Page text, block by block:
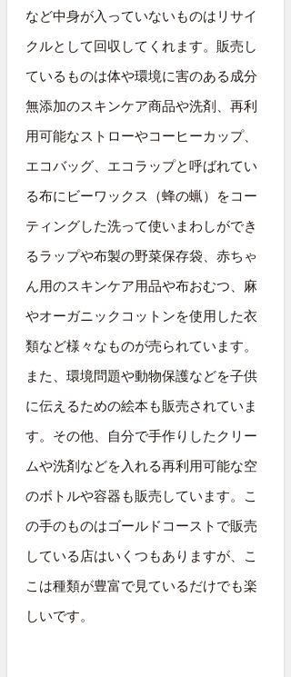
など中身が入っていないものはリサイ
クルとして回収してくれます。販売し
ているものは体や環境に害のある成分
無添加のスキンケア商品や洗剤、再利
用可能なストローやコーヒーカップ、
エコバッグ、エコラップと呼ばれてい
る布にビーワックス（蜂の蝋）をコー
ティングした洗って使いまわしができ
るラップや布製の野菜保存袋、赤ちゃ
ん用のスキンケア用品や布おむつ、麻
やオーガニックコットンを使用した衣
類など様々なものが売られています。
また、環境問題や動物保護などを子供
に伝えるための絵本も販売されていま
す。その他、自分で手作りしたクリー
ムや洗剤などを入れる再利用可能な空
のボトルや容器も販売しています。こ
の手のものはゴールドコーストで販売
している店はいくつもありますが、こ
こは種類が豊富で見ているだけでも楽
しいです。